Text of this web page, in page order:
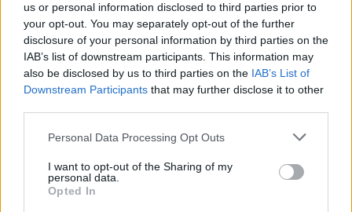
us or personal information disclosed to third parties prior to
your opt-out. You may separately opt-out of the further
disclosure of your personal information by third parties on the
IAB’s list of downstream participants. This information may
also be disclosed by us to third parties on the IAB’s List of
Downstream Participants that may further disclose it to other
Please note that this website/app uses one or more Google
not limited to your visit or usage behaviour. You may click to
grant or deny consent to Google and its third-party tags to
use your data for below specified purposes in below Google
Personal Data Processing Opt Outs
I want to opt-out of the Sharing of my
personal data.
Opted In
Valencia Basket: “Volvemos a
ser el equipo que éramos”
18/JUN/26 22:42
El entrenador del Barça se mostró muy contento pero
prudente tras la victoria en el Roig Arena: "Estamos en...
Xavi Pascual bromea sobre
Patty Mills: “La única forma de
pararlo es darle la dirección
equivocada en el pabellón”
12/JUN/26 09:37